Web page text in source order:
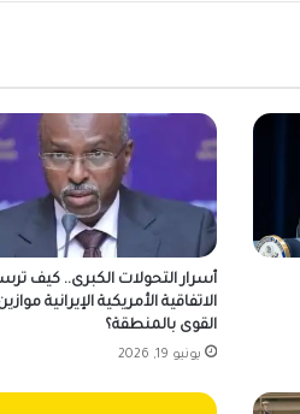
أسرار التحولات الكبرى.. كيف
الاتفاقية الأمريكية الإيرانية
القوى بالمنطقة؟
يونيو 19, 2026